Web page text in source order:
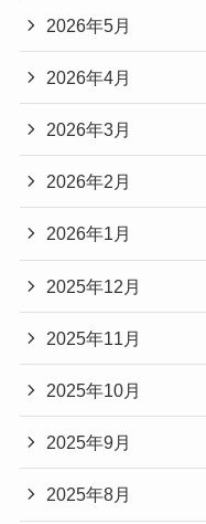
2026年5月
2026年4月
2026年3月
2026年2月
2026年1月
2025年12月
2025年11月
2025年10月
2025年9月
2025年8月